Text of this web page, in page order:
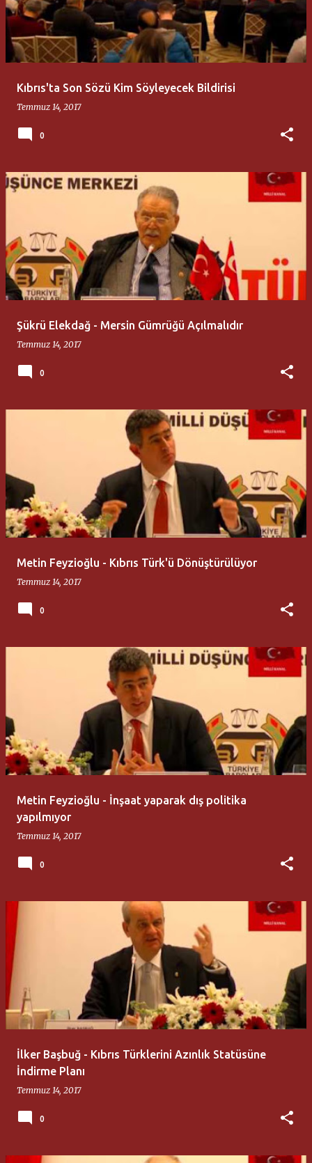
Kıbrıs'ta Son Sözü Kim Söyleyecek Bildirisi
Temmuz 14, 2017
0
Şükrü Elekdağ - Mersin Gümrüğü Açılmalıdır
Temmuz 14, 2017
0
Metin Feyzioğlu - Kıbrıs Türk'ü Dönüştürülüyor
Temmuz 14, 2017
0
Metin Feyzioğlu - İnşaat yaparak dış politika
yapılmıyor
Temmuz 14, 2017
0
İlker Başbuğ - Kıbrıs Türklerini Azınlık Statüsüne
İndirme Planı
Temmuz 14, 2017
0